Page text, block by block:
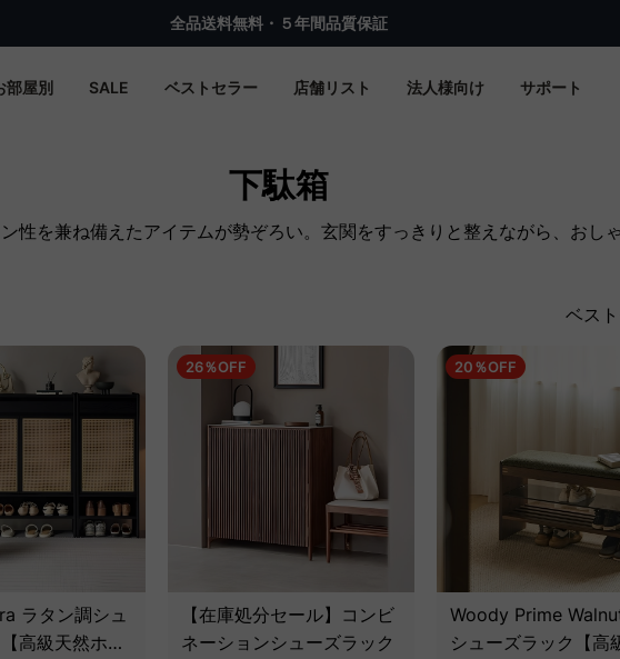
期間限定フラッシュセール！最大50％
部屋別 SALE ベストセラー 店舗リスト 法人様向け サポート
下駄箱
性を兼ね備えたアイテムが勢ぞろい。玄関をすっきりと整えながら、おし
ベス
ラタン調シュ
高級天然ホワ
26％OFF
【在庫処分セール】コンビ
ネーションシューズラック
20％OFF
Woody Prime
シューズラック【高